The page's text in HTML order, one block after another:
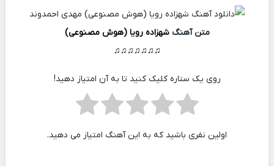
متن آهنگ شهزاده رویا (هوش مصنوعی)
♫♫♫♫♫♫♫
روی یک ستاره کلیک کنید تا به آن امتیاز دهید!
اولین نفری باشید که به این آهنگ امتیاز می دهید.